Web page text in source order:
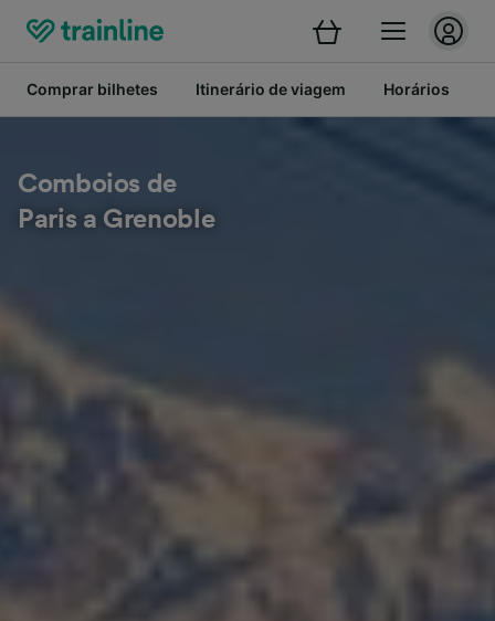
Comprar bilhetes Itinerário de viagem Horários
Comboios de
Paris a Grenoble